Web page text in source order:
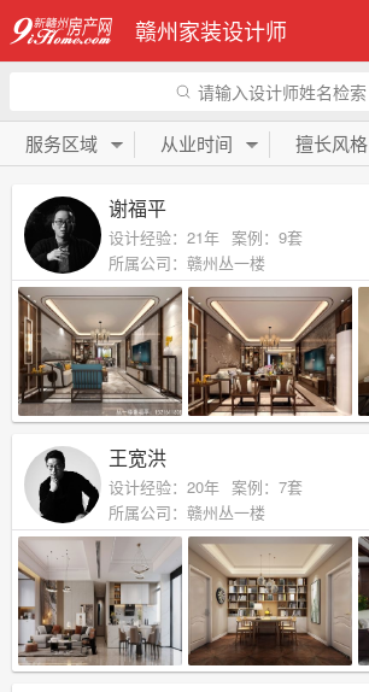
赣州家装设计师
请输入设计师姓名检索
服务区域 从业时间 擅长风格
谢福平
设计经验：21年 案例：9套
所属公司：赣州丛一楼
王宽洪
设计经验：20年 案例：7套
所属公司：赣州丛一楼